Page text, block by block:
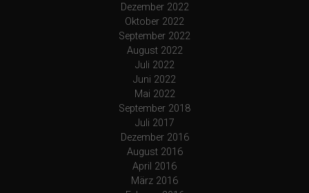
Dezember 2022
Oktober 2022
September 2022
August 2022
Juli 2022
Juni 2022
Mai 2022
September 2018
Juli 2017
Dezember 2016
August 2016
April 2016
März 2016